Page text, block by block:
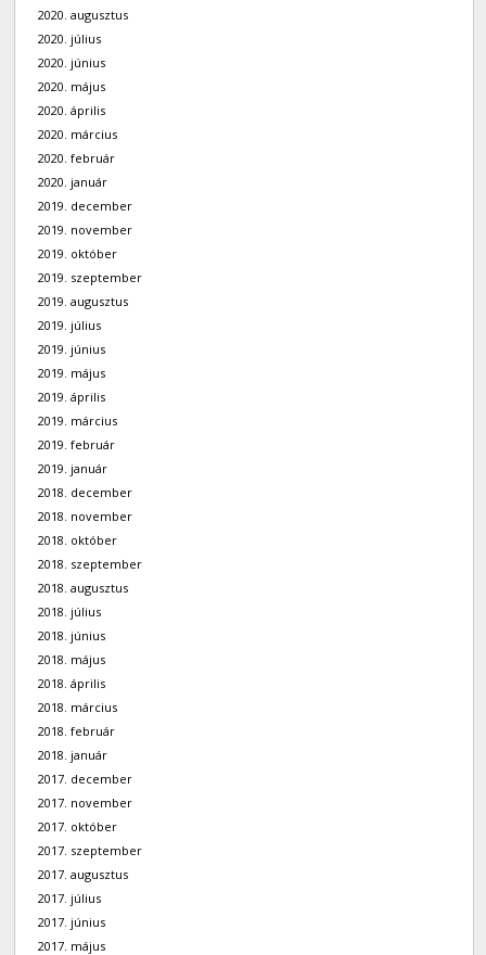
2020. augusztus
2020. július
2020. június
2020. május
2020. április
2020. március
2020. február
2020. január
2019. december
2019. november
2019. október
2019. szeptember
2019. augusztus
2019. július
2019. június
2019. május
2019. április
2019. március
2019. február
2019. január
2018. december
2018. november
2018. október
2018. szeptember
2018. augusztus
2018. július
2018. június
2018. május
2018. április
2018. március
2018. február
2018. január
2017. december
2017. november
2017. október
2017. szeptember
2017. augusztus
2017. július
2017. június
2017. május